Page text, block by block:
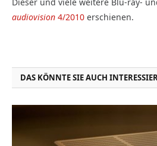
audiovision 4/2010 erschienen.
DAS KÖNNTE SIE AUCH